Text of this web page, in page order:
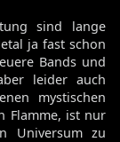
sind lange
ja fast schon
Bands und
leider auch
mystischen
Flamme, ist nur
Universum zu